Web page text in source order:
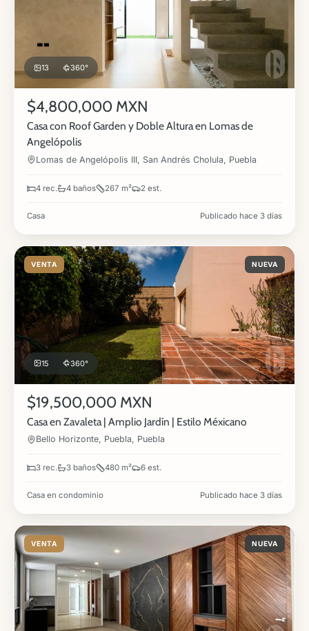
13 360°
$4,800,000 MXN
Casa con Roof Garden y Doble Altura en Lomas de
Angelópolis
Lomas de Angelópolis III, San Andrés Cholula, Puebla
4 rec. 4 baños 267 m² 2 est.
Casa Publicado hace 3 días
VENTA NUEVA
15 360°
$19,500,000 MXN
Casa en Zavaleta | Amplio Jardín | Estilo Méxicano
Bello Horizonte, Puebla, Puebla
3 rec. 3 baños 480 m² 6 est.
Casa en condominio Publicado hace 3 días
VENTA NUEVA